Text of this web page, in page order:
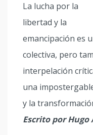
La lucha por la
libertad y la
emancipación es
colectiva, pero
interpelación
una
y la
Escrito por Hugo